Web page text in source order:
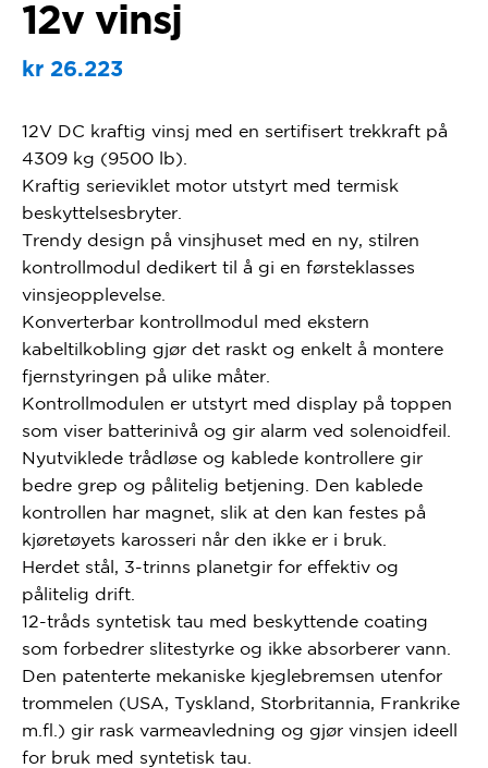
12v vinsj
kr26.223
12V DC kraftig vinsj med en sertifisert trekkraft på
4309 kg (9500 lb).
Kraftig serieviklet motor utstyrt med termisk
beskyttelsesbryter.
Trendy design på vinsjhuset med en ny, stilren
kontrollmodul dedikert til å gi en førsteklasses
vinsjeopplevelse.
Konverterbar kontrollmodul med ekstern
kabeltilkobling gjør det raskt og enkelt å montere
fjernstyringen på ulike måter.
Kontrollmodulen er utstyrt med display på toppen
som viser batterinivå og gir alarm ved solenoidfeil.
Nyutviklede trådløse og kablede kontrollere gir
bedre grep og pålitelig betjening. Den kablede
kontrollen har magnet, slik at den kan festes på
kjøretøyets karosseri når den ikke er i bruk.
Herdet stål, 3-trinns planetgir for effektiv og
pålitelig drift.
12-tråds syntetisk tau med beskyttende coating
som forbedrer slitestyrke og ikke absorberer vann.
Den patenterte mekaniske kjeglebremsen utenfor
trommelen (USA, Tyskland, Storbritannia, Frankrike
m.fl.) gir rask varmeavledning og gjør vinsjen ideell
for bruk med syntetisk tau.